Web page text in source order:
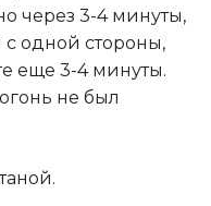
через 3-4 минуты,
одной стороны,
еще 3-4 минуты.
не был